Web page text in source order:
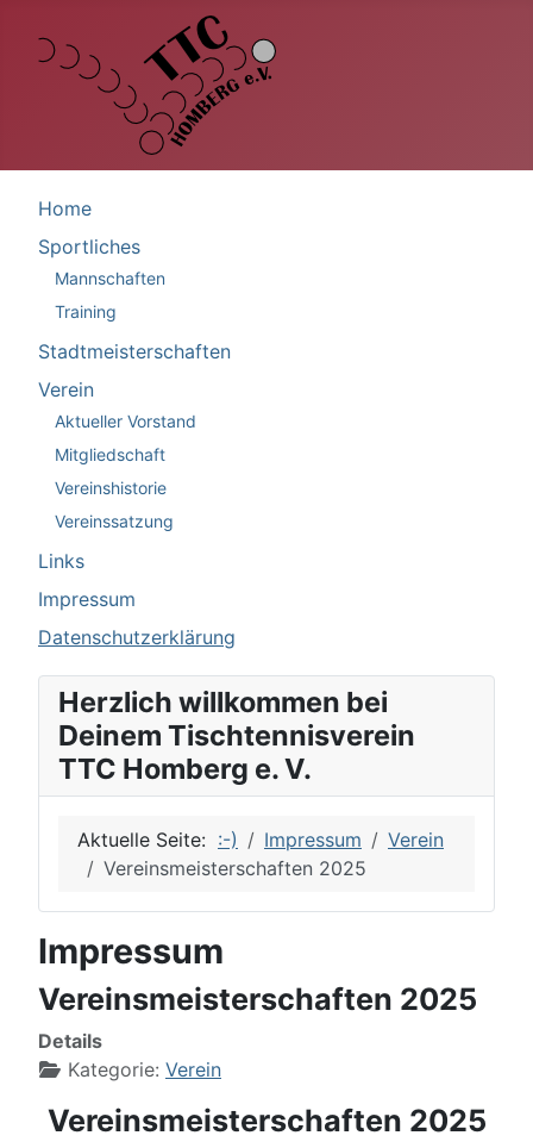
Home
Sportliches
Mannschaften
Training
Stadtmeisterschaften
Verein
Aktueller Vorstand
Mitgliedschaft
Vereinshistorie
Vereinssatzung
Links
Impressum
Datenschutzerklärung
Herzlich willkommen bei
Deinem Tischtennisverein
TTC Homberg e. V.
Aktuelle Seite: :-) Impressum
Verein
Vereinsmeisterschaften 2025
Impressum
Vereinsmeisterschaften 2025
Details
Kategorie: Verein
Vereinsmeisterschaften 2025